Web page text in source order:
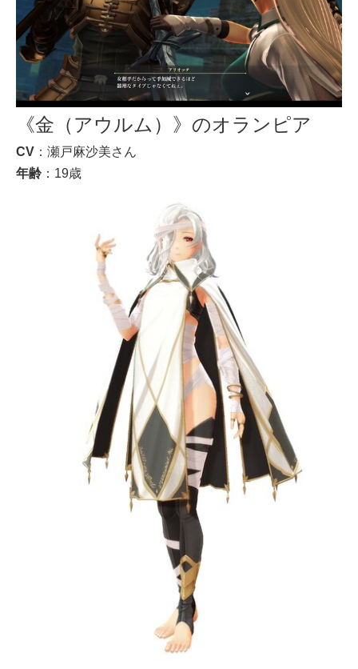
《金（アウルム）》のオランピア
CV ：瀬戸麻沙美さん
年齢 ：19歳